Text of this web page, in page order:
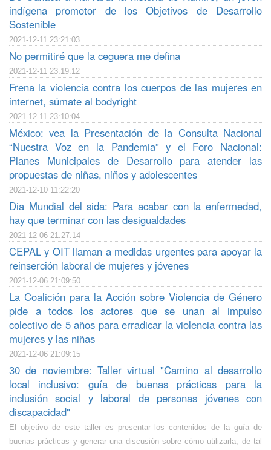
indígena promotor de los Objetivos de Desarrollo
Sostenible
2021-12-11 23:21:03
No permitiré que la ceguera me defina
2021-12-11 23:19:12
Frena la violencia contra los cuerpos de las mujeres en
internet, súmate al bodyright
2021-12-11 23:10:04
México: vea la Presentación de la Consulta Nacional
“Nuestra Voz en la Pandemia” y el Foro Nacional:
Planes Municipales de Desarrollo para atender las
propuestas de niñas, niños y adolescentes
2021-12-10 11:22:20
Dia Mundial del sida: Para acabar con la enfermedad,
hay que terminar con las desigualdades
2021-12-06 21:27:14
CEPAL y OIT llaman a medidas urgentes para apoyar la
reinserción laboral de mujeres y jóvenes
2021-12-06 21:09:50
La Coalición para la Acción sobre Violencia de Género
pide a todos los actores que se unan al impulso
colectivo de 5 años para erradicar la violencia contra las
mujeres y las niñas
2021-12-06 21:09:15
30 de noviembre: Taller virtual "Camino al desarrollo
local inclusivo: guía de buenas prácticas para la
inclusión social y laboral de personas jóvenes con
discapacidad"
El objetivo de este taller es presentar los contenidos de la guía de
buenas prácticas y generar una discusión sobre cómo utilizarla, de tal